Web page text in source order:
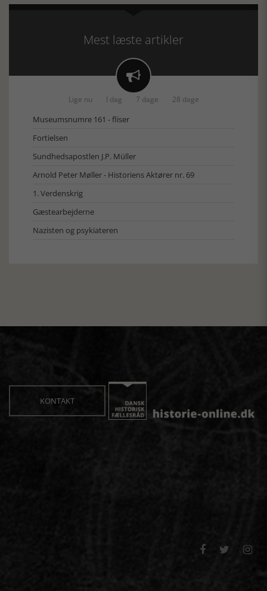
Mest læste artikler

Lige nu I dag 7 dage 28 dage
Museumsnumre 161 - fliser
Fortielsen
Sundhedsapostlen J.P. Müller
Arnold Peter Møller - Historiens Aktører nr. 69
1. Verdenskrig
Gæstearbejderne
Nazisten og psykiateren
KONTAKT
  